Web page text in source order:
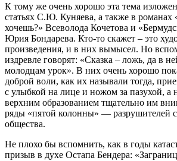
К тому же очень хорошо эта тема
статьях С.Ю. Куняева, а также в
хочешь?» Всеволода Кочетова и
Юрия Бондарева. Кто-то скажет – это
произведения, и в них вымысел. Но
издревле говорят: «Сказка – ложь, да в
молодцам урок». В них очень хорошо
доброй воли, как их называли тогда,
с улыбкой на лице и ножом за пазухой, а
верхним образованием тщательно им
ряды «пятой колонны» — разрушителей
общества.
Не плохо бы вспомнить, как в годы
призыв в духе Остапа Бендера: